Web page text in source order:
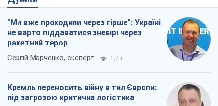
"Ми вже проходили через гірше": Україні
не варто піддаватися зневірі через
ракетний терор
Сергій Марченко, експерт 1,7 т.
Кремль переносить війну в тил Європи:
під загрозою критична логістика